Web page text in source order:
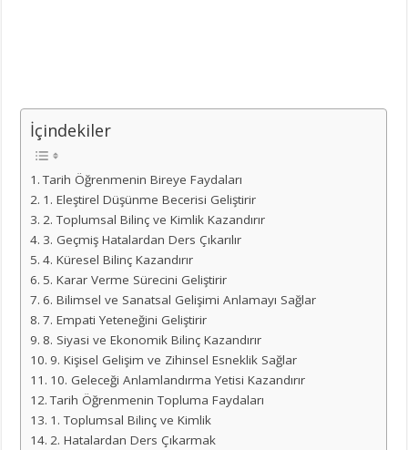
İçindekiler
Tarih Öğrenmenin Bireye Faydaları
1. Eleştirel Düşünme Becerisi Geliştirir
2. Toplumsal Bilinç ve Kimlik Kazandırır
3. Geçmiş Hatalardan Ders Çıkarılır
4. Küresel Bilinç Kazandırır
5. Karar Verme Sürecini Geliştirir
6. Bilimsel ve Sanatsal Gelişimi Anlamayı Sağlar
7. Empati Yeteneğini Geliştirir
8. Siyasi ve Ekonomik Bilinç Kazandırır
9. Kişisel Gelişim ve Zihinsel Esneklik Sağlar
10. Geleceği Anlamlandırma Yetisi Kazandırır
Tarih Öğrenmenin Topluma Faydaları
1. Toplumsal Bilinç ve Kimlik
2. Hatalardan Ders Çıkarmak